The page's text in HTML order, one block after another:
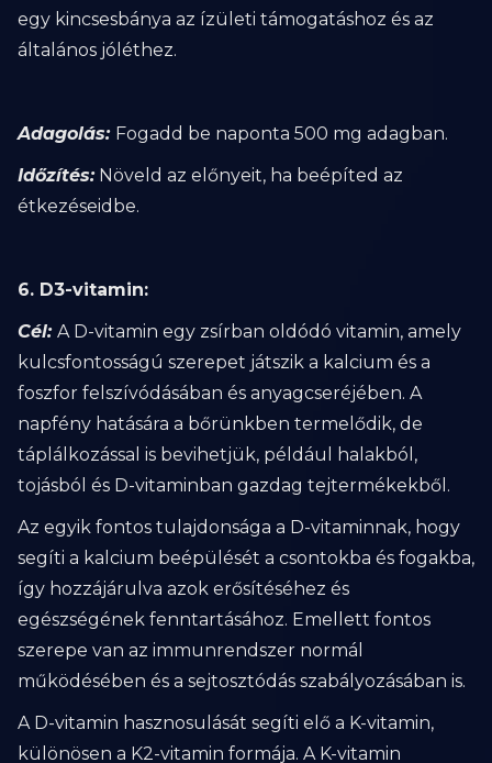
egy kincsesbánya az ízületi támogatáshoz és az
általános jóléthez.
Adagolás: Fogadd be naponta 500 mg adagban.
Időzítés:Növeld az előnyeit, ha beépíted az
étkezéseidbe.
6. D3-vitamin:
Cél: A D-vitamin egy zsírban oldódó vitamin, amely
kulcsfontosságú szerepet játszik a kalcium és a
foszfor felszívódásában és anyagcseréjében. A
napfény hatására a bőrünkben termelődik, de
táplálkozással is bevihetjük, például halakból,
tojásból és D-vitaminban gazdag tejtermékekből.
Az egyik fontos tulajdonsága a D-vitaminnak, hogy
segíti a kalcium beépülését a csontokba és fogakba,
így hozzájárulva azok erősítéséhez és
egészségének fenntartásához. Emellett fontos
szerepe van az immunrendszer normál
működésében és a sejtosztódás szabályozásában is.
A D-vitamin hasznosulását segíti elő a K-vitamin,
különösen a K2-vitamin formája. A K-vitamin